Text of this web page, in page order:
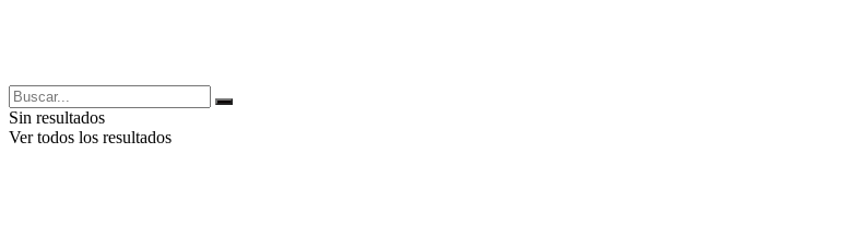
Sin resultados
Ver todos los resultados